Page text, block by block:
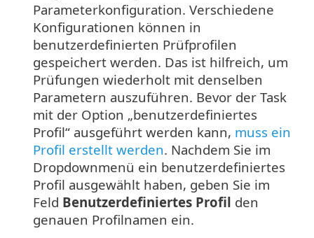
Parameterkonfiguration. Verschiedene
Konfigurationen können in
benutzerdefinierten Prüfprofilen
gespeichert werden. Das ist hilfreich, um
Prüfungen wiederholt mit denselben
Parametern auszuführen. Bevor der Task
mit der Option „benutzerdefiniertes
Profil“ ausgeführt werden kann, muss ein
Profil erstellt werden. Nachdem Sie im
Dropdownmenü ein benutzerdefiniertes
Profil ausgewählt haben, geben Sie im
Feld Benutzerdefiniertes Profil den
genauen Profilnamen ein.